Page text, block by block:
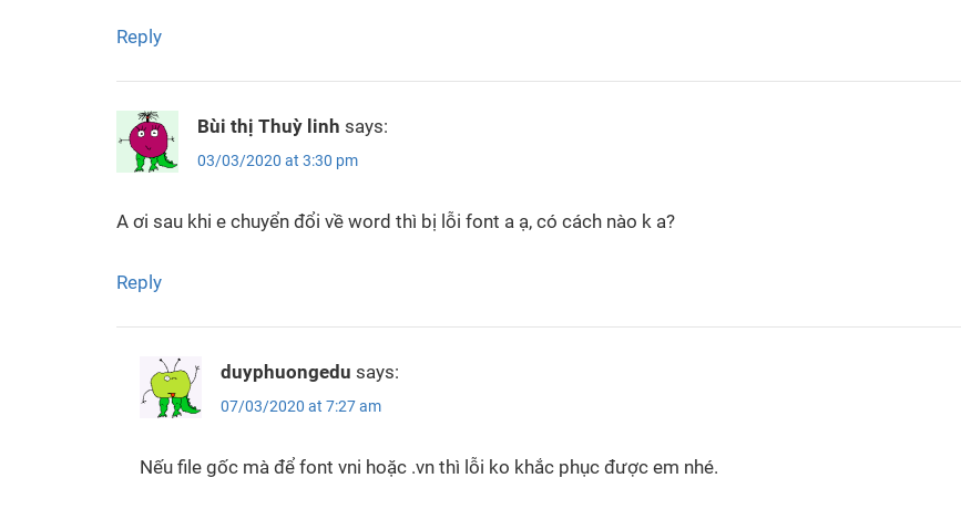
Reply
Bùi thị Thuỳ linh says:
03/03/2020 at 3:30 pm
A ơi sau khi e chuyển đổi về word thì bị lỗi font a ạ, có cách nào k a?
Reply
duyphuongedu says:
07/03/2020 at 7:27 am
Nếu file gốc mà để font vni hoặc .vn thì lỗi ko khắc phục được em nhé.